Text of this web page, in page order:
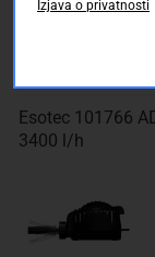
Esotec 101766 ADRIA solarni sustav vodotoka 25 W
3400 l/h
Izjava o privatnosti